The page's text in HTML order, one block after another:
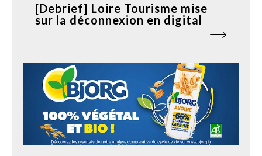
[Debrief] Loire Tourisme mise
sur la déconnexion en digital